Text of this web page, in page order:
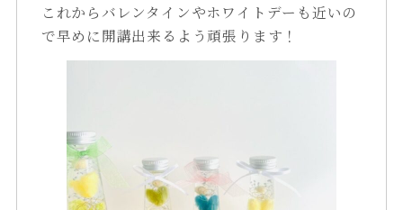
これからバレンタインやホワイトデーも近いの
で早めに開講出来るよう頑張ります！